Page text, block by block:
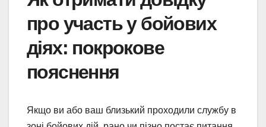
про участь у бойових
діях: покрокове
пояснення
Якщо ви або ваш близький проходили службу в